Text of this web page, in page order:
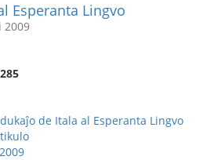
Esperanta Lingvo
2009
de Itala al Esperanta Lingvo